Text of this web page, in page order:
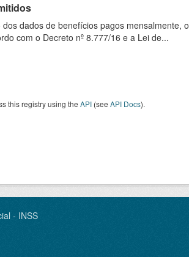
dos dados de benefícios pagos
com o Decreto nº 8.777/16 e a Lei de...
this registry using the API (see API Docs).
- INSS